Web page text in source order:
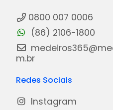
0800 007 0006
(86) 2106-1800
m.br
Redes Sociais
Instagram